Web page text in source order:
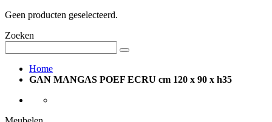
Geen producten geselecteerd.
Zoeken
Home
GAN MANGAS POEF ECRU cm 120 x 90 x h35